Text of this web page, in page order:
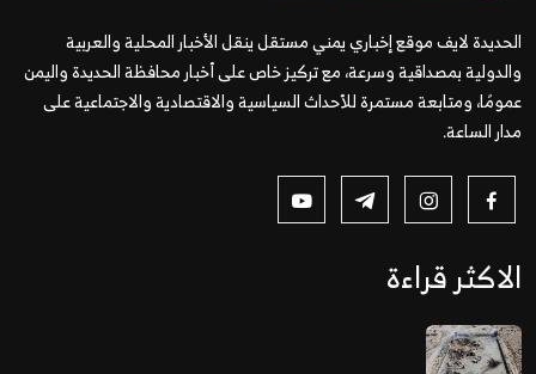
الحديدة لايف موقع إخباري يمني مستقل ينقل الأخبار المحلية والعربية
والدولية بمصداقية وسرعة، مع تركيز خاص على أخبار محافظة الحديدة واليمن
عمومًا، ومتابعة مستمرة للأحداث السياسية والاقتصادية والاجتماعية على
مدار الساعة.
الاكثر قراءة